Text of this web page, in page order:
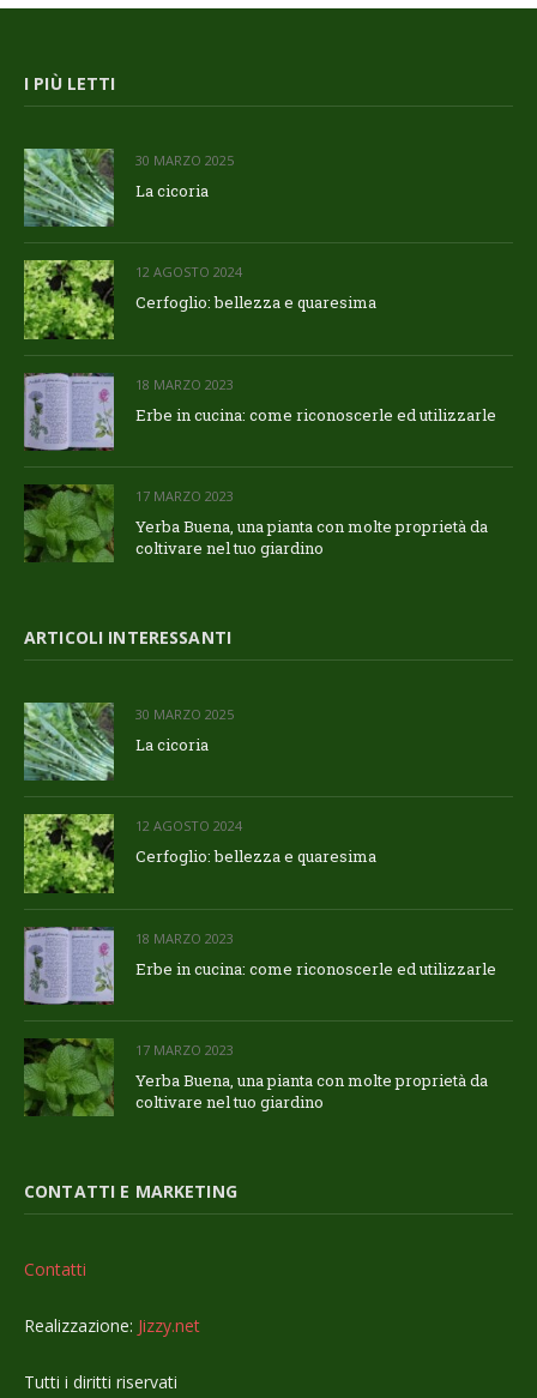
I PIÙ LETTI
30 MARZO 2025
La cicoria
12 AGOSTO 2024
Cerfoglio: bellezza e quaresima
18 MARZO 2023
Erbe in cucina: come riconoscerle ed utilizzarle
17 MARZO 2023
Yerba Buena, una pianta con molte proprietà da
coltivare nel tuo giardino
ARTICOLI INTERESSANTI
30 MARZO 2025
La cicoria
12 AGOSTO 2024
Cerfoglio: bellezza e quaresima
18 MARZO 2023
Erbe in cucina: come riconoscerle ed utilizzarle
17 MARZO 2023
Yerba Buena, una pianta con molte proprietà da
coltivare nel tuo giardino
CONTATTI E MARKETING
Contatti
Realizzazione: Jizzy.net
Tutti i diritti riservati